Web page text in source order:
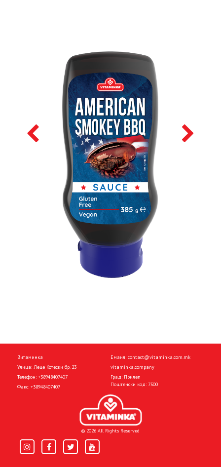
Витаминка
Улица: Леце Котески бр. 23
Телефон: +38948407407
Факс: +38948407407
Емаил: contact@vitaminka.com.mk
vitaminka.company
Град: Прилеп
Поштенски код: 7500
© 2026 All Rights Reserved